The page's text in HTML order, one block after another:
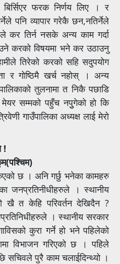
फरक निर्णय लिए । र
पनि व्यापार गरेकै छन,नतिर्नेले
कर तिर्न नसके अन्य काम गर्दा
करको विषयमा भने कर उठाउनु
तिरेको करको सहि सदुपयोग
र गोष्ठिमै खर्च नहोस् । अन्य
तुलनामा त निकै पछाडि
मेयर सम्मको पहुँच नपुुगेको हो कि
गाउँपालिका अध्यक्ष लाई मेरो
!
छ । अनि गर्छु भनेका कामहरु
जनप्रतिनीधीहरुले । स्थानीय
खै त केहि परिवर्तन देखिदैन ?
। स्थानीय सरकार
कुरा गर्ने हो भने पहिलेको
विभाजन गरिएको छ । पहिले
सचिवले पुरै काम चलाईदिन्थ्यो ।